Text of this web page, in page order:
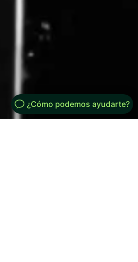
Mi Cuenta
Generated byMPG